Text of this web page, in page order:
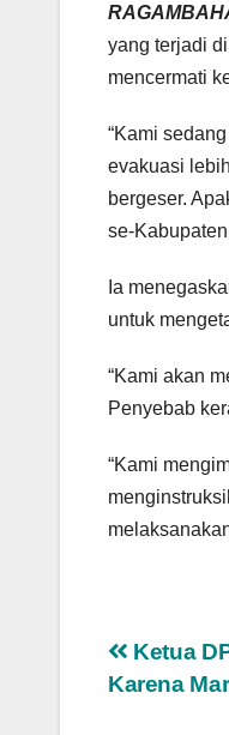
yang terjadi
mencermati
“Kami
evakuasi
bergeser.
se-
Ia
untuk
“Kami akan
Penyebab
“Kami
Ketua
Karena